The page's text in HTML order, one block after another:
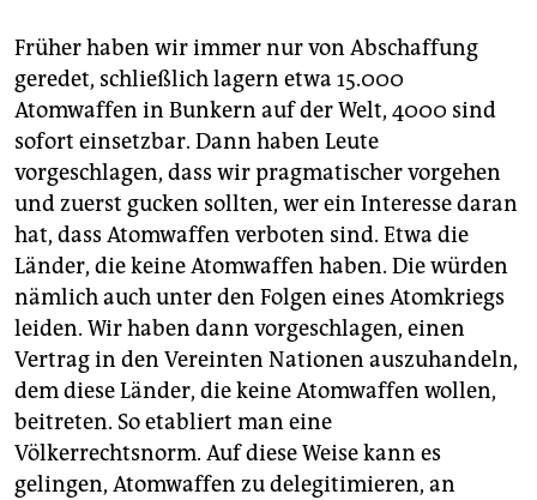
Früher haben wir immer nur von Abschaffung
geredet, schließlich lagern etwa 15.000
Atomwaffen in Bunkern auf der Welt, 4000 sind
sofort einsetzbar. Dann haben Leute
vorgeschlagen, dass wir pragmatischer vorgehen
und zuerst gucken sollten, wer ein Interesse daran
hat, dass Atomwaffen verboten sind. Etwa die
Länder, die keine Atomwaffen haben. Die würden
nämlich auch unter den Folgen eines Atomkriegs
leiden. Wir haben dann vorgeschlagen, einen
Vertrag in den Vereinten Nationen auszuhandeln,
dem diese Länder, die keine Atomwaffen wollen,
beitreten. So etabliert man eine
Völkerrechtsnorm. Auf diese Weise kann es
gelingen, Atomwaffen zu delegitimieren, an